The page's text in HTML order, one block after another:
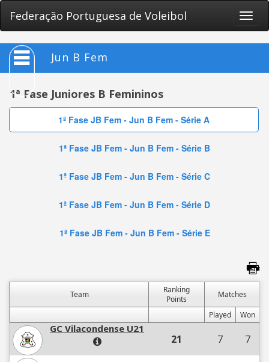
Federação Portuguesa de Voleibol
Toggle
Jun B Fem
1ª Fase Juniores B Femininos
1ª Fase JB Fem - Jun B Fem - Série A
1ª Fase JB Fem - Jun B Fem - Série B
1ª Fase JB Fem - Jun B Fem - Série C
1ª Fase JB Fem - Jun B Fem - Série D
1ª Fase JB Fem - Jun B Fem - Série E
Team
Ranking
Points
Matches
Played
Won
GC Vilacondense U21
21 7 7